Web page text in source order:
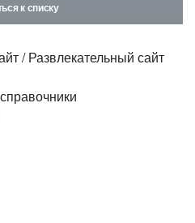
меня на этом
к списку
/ Развлекательный сайт